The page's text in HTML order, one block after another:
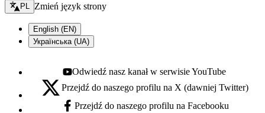
Zmień język - bieżący:
PL Zmień język strony
English (EN)
Українська (UA)
Youtube - otwiera się w nowej karcie
Odwiedź nasz kanał w serwisie YouTube
X - otwiera się w nowej karcie
Przejdź do naszego profilu na X (dawniej Twitter)
Facebook - otwiera się w nowej karcie
Przejdź do naszego profilu na Facebooku